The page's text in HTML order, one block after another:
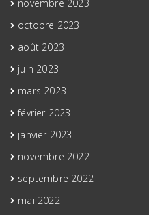
novembre 2023
octobre 2023
août 2023
juin 2023
mars 2023
février 2023
janvier 2023
novembre 2022
septembre 2022
mai 2022